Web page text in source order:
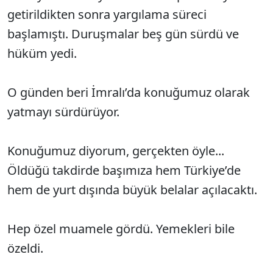
getirildikten sonra yargılama süreci
başlamıştı. Duruşmalar beş gün sürdü ve
hüküm yedi.
O günden beri İmralı’da konuğumuz olarak
yatmayı sürdürüyor.
Konuğumuz diyorum, gerçekten öyle...
Öldüğü takdirde başımıza hem Türkiye’de
hem de yurt dışında büyük belalar açılacaktı.
Hep özel muamele gördü. Yemekleri bile
özeldi.